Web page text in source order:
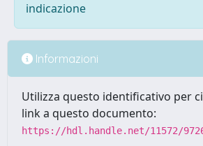
indicazione
Informazioni
Utilizza questo identificativo per
link a questo documento:
https://hdl.handle.net/11572/